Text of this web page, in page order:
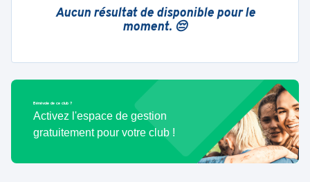
Aucun résultat de disponible pour le
moment. 😔
Bénévole de ce club ?
Activez l'espace de gestion
gratuitement pour votre club !